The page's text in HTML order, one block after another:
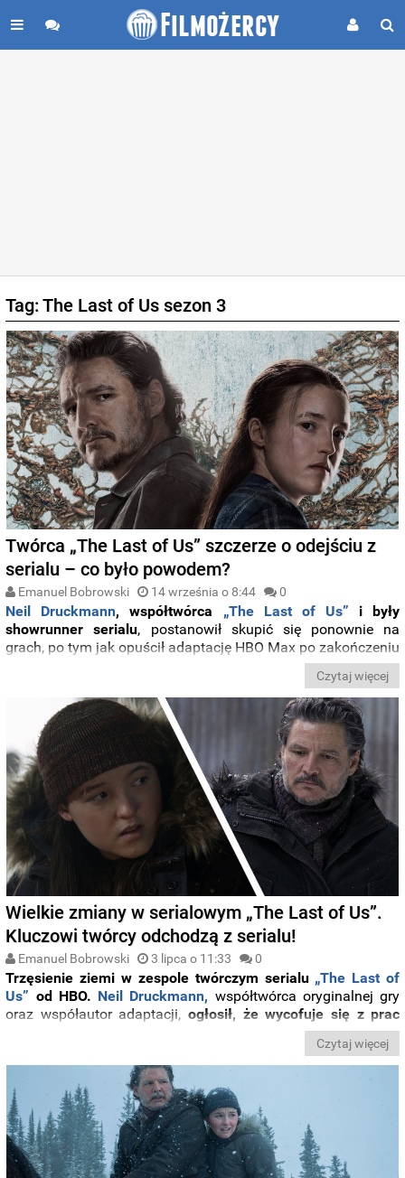
Tag: The Last of Us sezon 3
Twórca „The Last of Us” szczerze o odejściu z
serialu – co było powodem?
Emanuel Bobrowski 14 września o 8:44 0
Neil Druckmann, współtwórca „The Last of Us” i były
showrunner serialu, postanowił skupić się ponownie na
grach, po tym jak opuścił adaptację HBO Max po zakończeniu
wyjaśnił powody
oraz zdradził, że jego głównym priorytetem jest
teraz prowadzenie Naughty Dog, studia odpowiedzialnegoza
serię gier „The Last of Us”.
Czytaj więcej
Wielkie zmiany w serialowym „The Last of Us”.
Kluczowi twórcy odchodzą z serialu!
Emanuel Bobrowski 3 lipca o 11:33 0
Trzęsienie ziemi w zespole twórczym serialu „The Last of
Us” od HBO. Neil Druckmann, współtwórca oryginalnej gry
oraz współautor adaptacji,ogłosił, że wycofuje się z prac
kreatywnych nad trzecim sezonem produkcji.Decyzję
przekazał za pośrednictwem oficjalnego konta studia
Naughty Dog na Instagramie.
Czytaj więcej